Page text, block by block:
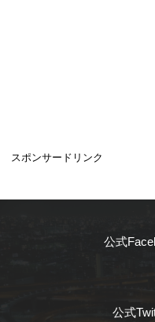
スポンサードリンク
公式
公式